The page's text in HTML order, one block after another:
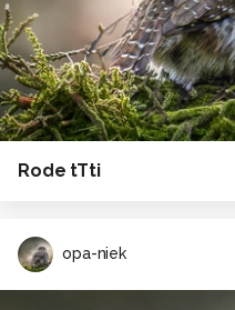
Rode tTti
opa-niek